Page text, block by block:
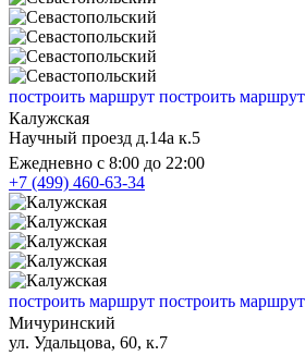
построить маршрут построить маршрут
Калужская
Научный проезд д.14а к.5
Ежедневно с 8:00 до 22:00
+7 (499) 460-63-34
построить маршрут построить маршрут
Мичуринский
ул. Удальцова, 60, к.7